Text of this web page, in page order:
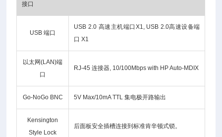
接口
USB 端口
USB 2.0 高速主机端口X1, USB 2.0高速设备端
口 X1
以太网(LAN)端
口
RJ-45 连接器, 10/100Mbps with HP Auto-MDIX
Go-NoGo BNC 5V Max/10mA TTL 集电极开路输出
Kensington
Style Lock
后面板安全插槽连接到标准肯辛顿式锁。